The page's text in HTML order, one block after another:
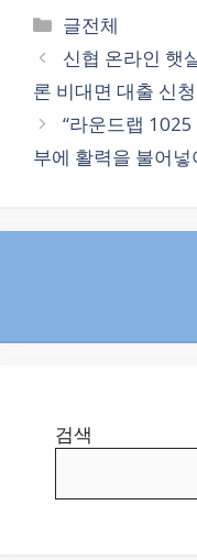
Categories
글전체
신협 온라인 햇
론 비대면 대출 신
“라운드랩
부에 활력을 불어넣
검색